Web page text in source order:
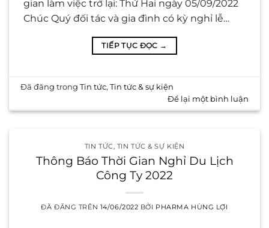
gian làm việc trở lại: Thứ Hai ngày 05/09/2022
Chúc Quý đối tác và gia đình có kỳ nghỉ lễ…
TIẾP TỤC ĐỌC →
Đã đăng trongTin tức,Tin tức & sự kiện
Để lại một bình luận
TIN TỨC, TIN TỨC & SỰ KIỆN
Thông Báo Thời Gian Nghỉ Du Lịch
Công Ty 2022
ĐÃ ĐĂNG TRÊN 14/06/2022 BỞI PHARMA HÙNG LỢI